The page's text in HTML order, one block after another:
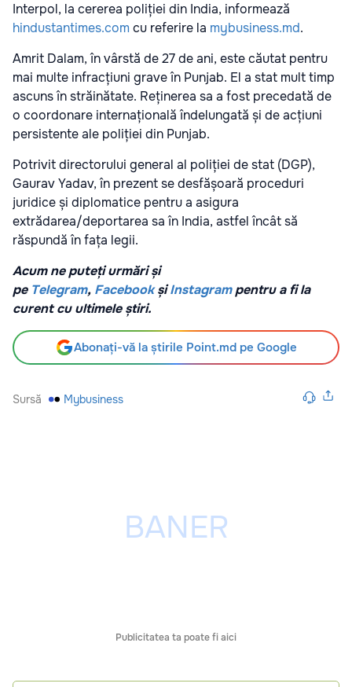
Interpol, la cererea poliției din India, informează
hindustantimes.com cu referire la mybusiness.md.
Amrit Dalam, în vârstă de 27 de ani, este căutat pentru
mai multe infracțiuni grave în Punjab. El a stat mult timp
ascuns în străinătate. Reținerea sa a fost precedată de
o coordonare internațională îndelungată și de acțiuni
persistente ale poliției din Punjab.
Potrivit directorului general al poliției de stat (DGP),
Gaurav Yadav, în prezent se desfășoară proceduri
juridice și diplomatice pentru a asigura
extrădarea/deportarea sa în India, astfel încât să
răspundă în fața legii.
Acum ne puteți urmări și
pe Telegram, Facebook șiInstagrampentru a fi la
curent cu ultimele știri.
Abonați-vă la știrile Point.md pe Google
Sursă Mybusiness
Publicitatea ta poate fi aici